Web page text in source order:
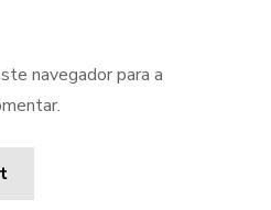
navegador para a